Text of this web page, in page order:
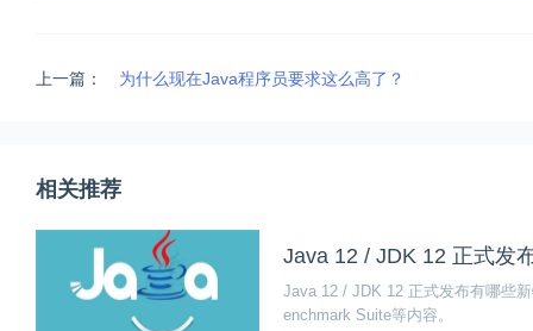
上一篇： 为什么现在Java程序员要求这么高了？
相关推荐
Java 12 / JDK 12 正式发
Java 12 / JDK 12 正式发布有哪些
enchmark Suite等内容。